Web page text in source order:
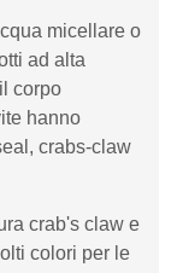
micellare o
ad alta
corpo
hanno
crabs-claw
crab's claw e
colori per le